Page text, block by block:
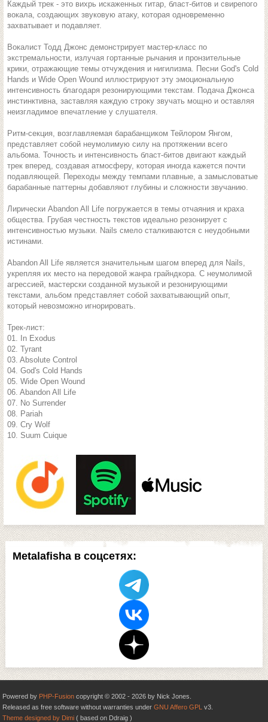
Metalafisha в соцсетях:
Каждый трек - это вихрь искаженных гитар, бласт-битов и свирепого
вокала, создающих звуковую атаку, которая одновременно
захватывает и подавляет.
Вокалист Тодд Джонс демонстрирует мастер-класс по
экстремальности, излучая гортанные рычания и пронзительные
крики, отражающие темы отчуждения и нигилизма. Песни God's Cold
Hands и Wide Open Wound иллюстрируют эту эмоциональную
интенсивность благодаря резонирующими текстам. Подача Джонса
инстинктивна, заставляя каждую строку звучать мощно и оставляя
неизгладимое впечатление у слушателя.
Ритм-секция, возглавляемая барабанщиком Тейлором Янгом,
представляет собой неумолимую силу на протяжении всего
альбома. Точность и интенсивность бласт-битов двигают каждый
трек вперед, создавая атмосферу, которая иногда кажется почти
подавляющей. Переходы между темпами плавные, а замысловатые
барабанные паттерны добавляют глубины и сложности звучанию.
Лирически Abandon All Life погружается в темы отчаяния и краха
общества. Грубая честность текстов идеально резонирует с
интенсивностью музыки. Nails смело сталкиваются с неудобными
истинами.
Abandon All Life является значительным шагом вперед для Nails,
укрепляя их место на передовой жанра грайндкора. С неумолимой
агрессией, мастерски созданной музыкой и резонирующими
текстами, альбом представляет собой захватывающий опыт,
который невозможно игнорировать.
Трек-лист:
01. In Exodus
02. Tyrant
03. Absolute Control
04. God's Cold Hands
05. Wide Open Wound
06. Abandon All Life
07. No Surrender
08. Pariah
09. Cry Wolf
10. Suum Cuique
Powered by PHP-Fusion copyright © 2002 - 2026 by Nick Jones.
Released as free software without warranties under GNU Affero GPL v3.
Theme designed by Dimi ( based on Ddraig )